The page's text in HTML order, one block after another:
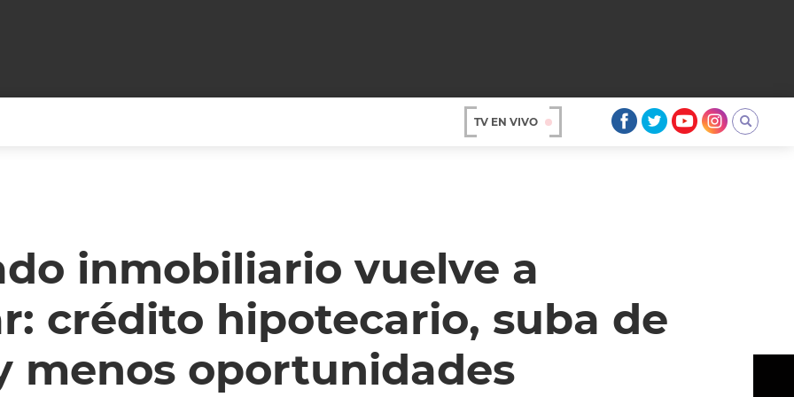
ARGENTINA
UN CAMBIO
ENTROMETIDOS EN LA TELE
ENTRE NOS
MODO FONTEVECCHIA
PERIODISMO PURO
REPERFILAR
FIESTAS ARGENTINAS
FULL FACE TV
DESAFÍO 10 AÑOS MENOS
AGENDA CORPORATIVA
TV EN VIVO
inmobiliario vuelve a
crédito hipotecario, suba de
menos oportunidades